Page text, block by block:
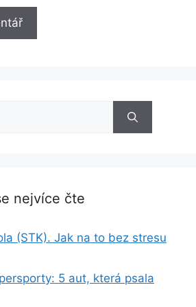
nejvíce čte
(STK). Jak na to bez stresu
5 aut, která psala